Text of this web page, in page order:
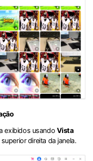
exibidos usando Vista
direita da janela.